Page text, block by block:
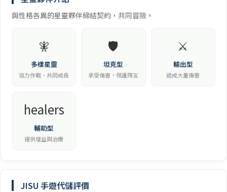
與性格各異的星靈夥伴締結契約，共同冒險。
🧚
多樣星靈
協力作戰、共同成長
🛡️
坦克型
承受傷害，保護隊友
⚔️
輸出型
造成大量傷害
healers
輔助型
提供增益與治療
JISU 手遊代儲評價